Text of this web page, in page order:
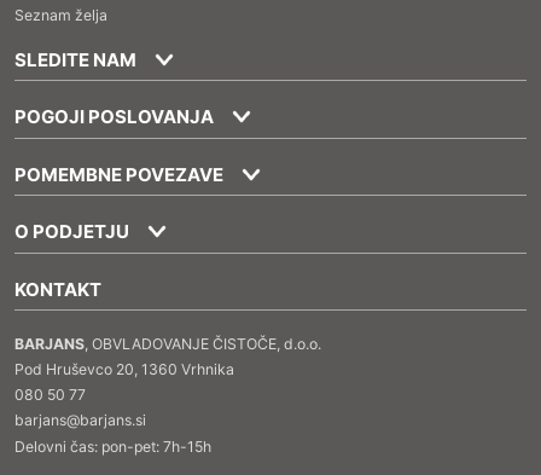
Seznam želja
SLEDITE NAM
POGOJI POSLOVANJA
POMEMBNE POVEZAVE
O PODJETJU
KONTAKT
BARJANS, OBVLADOVANJE ČISTOČE, d.o.o.
Pod Hruševco 20, 1360 Vrhnika
080 50 77
barjans@barjans.si
Delovni čas: pon-pet: 7h-15h